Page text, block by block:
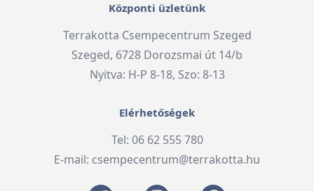
Központi üzletünk
Terrakotta Csempecentrum Szeged
Szeged, 6728 Dorozsmai út 14/b
Nyitva: H-P 8-18, Szo: 8-13
Elérhetőségek
Tel: 06 62 555 780
E-mail: csempecentrum@terrakotta.hu